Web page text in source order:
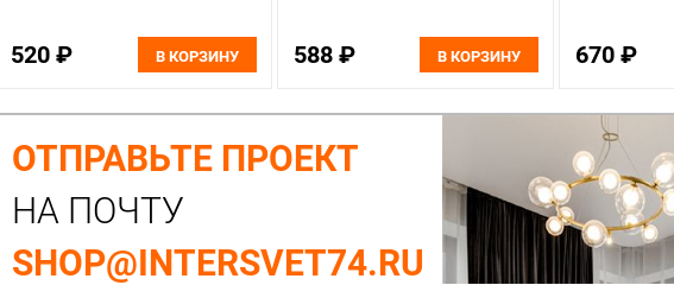
520 ₽ В КОРЗИНУ 588 ₽ В КОРЗИНУ 670 ₽
ОТПРАВЬТЕ ПРОЕКТ
НА ПОЧТУ
SHOP@INTERSVET74.RU